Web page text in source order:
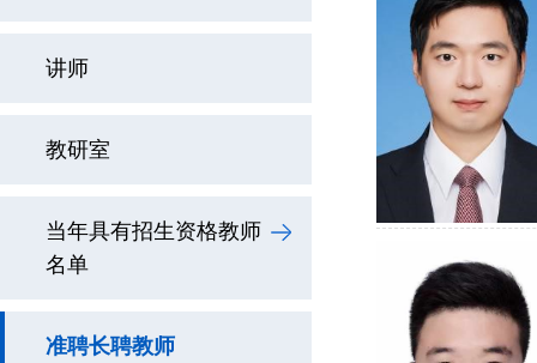
讲师
教研室
当年具有招生资格教师
名单
准聘长聘教师